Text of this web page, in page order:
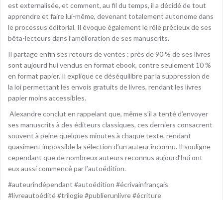
est externalisée, et comment, au fil du temps, il a décidé de tout
apprendre et faire lui-même, devenant totalement autonome dans
le processus éditorial. Il évoque également le rôle précieux de ses
bêta-lecteurs dans l’amélioration de ses manuscrits.
Il partage enfin ses retours de ventes : près de 90 % de ses livres
sont aujourd’hui vendus en format ebook, contre seulement 10 %
en format papier. Il explique ce déséquilibre par la suppression de
la loi permettant les envois gratuits de livres, rendant les livres
papier moins accessibles.
️ Alexandre conclut en rappelant que, même s’il a tenté d’envoyer
ses manuscrits à des éditeurs classiques, ces derniers consacrent
souvent à peine quelques minutes à chaque texte, rendant
quasiment impossible la sélection d’un auteur inconnu. Il souligne
cependant que de nombreux auteurs reconnus aujourd’hui ont
eux aussi commencé par l’autoédition.
#auteurindépendant #autoédition #écrivainfrançais
#livreautoédité #trilogie #publierunlivre #écriture